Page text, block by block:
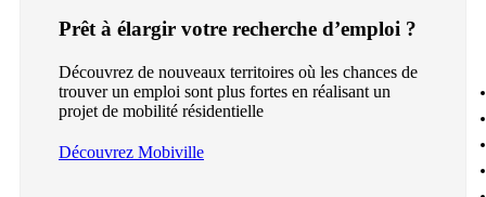
Prêt à élargir votre recherche d’emploi ?
Découvrez de nouveaux territoires où les chances de
trouver un emploi sont plus fortes en réalisant un
projet de mobilité résidentielle
Découvrez Mobiville